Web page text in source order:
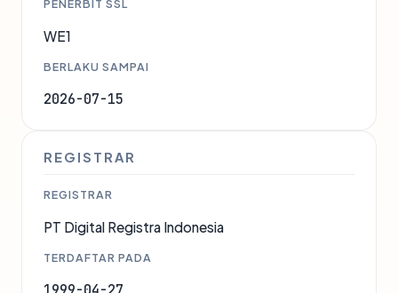
PENERBIT SSL
WE1
BERLAKU SAMPAI
2026-07-15
REGISTRAR
REGISTRAR
PT Digital Registra Indonesia
TERDAFTAR PADA